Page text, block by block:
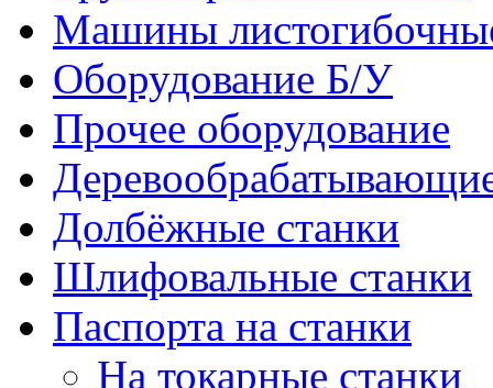
Машины
Оборудование Б/У
Прочее оборудование
Долбёжные станки
Шлифовальные станки
Паспорта на станки
На токарные станки